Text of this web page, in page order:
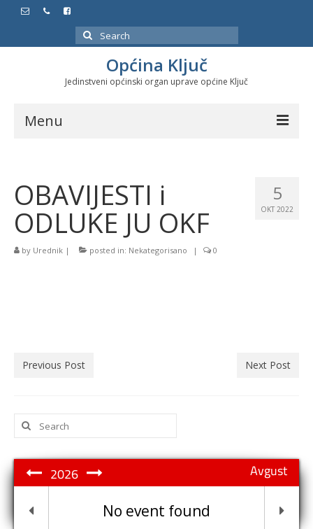
Search
for:
Općina Ključ
Jedinstveni općinski organ uprave općine Ključ
Menu
Službeni glasnici
Javne nabavke
Značajni datumi i manifestacije
5
OKT 2022
OBAVIJESTI i
ODLUKE JU OKF
by Urednik | posted in: Nekategorisano | 0
Previous Post Next Post
Search
for:
Avgust
2026
No event found